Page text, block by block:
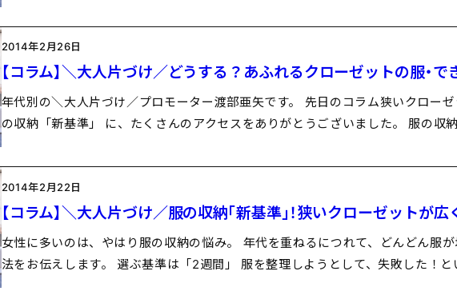
2014年2月26日
【コラム】＼大人片づけ／どうする？あふれるクローゼットの服・
年代別の＼大人片づけ／プロモーター渡部亜矢です。 先日のコラム狭いクロー
の収納「新基準」 に、たくさんのアクセスをありがとうございました。 服の収
2014年2月22日
【コラム】＼大人片づけ／服の収納「新基準」！狭いクローゼットが広
女性に多いのは、やはり服の収納の悩み。 年代を重ねるにつれて、どんどん服
法をお伝えします。 選ぶ基準は「2週間」 服を整理しようとして、失敗した！